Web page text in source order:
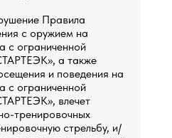
Правила
с оружием на
с ограниченной
а также
и поведения на
с ограниченной
влечет
тренировочных
стрельбу, и/